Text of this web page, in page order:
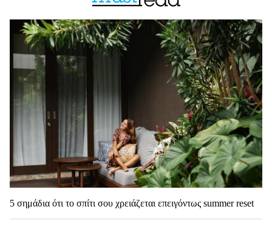
5 σημάδια ότι το σπίτι σου χρειάζεται επειγόντως summer reset